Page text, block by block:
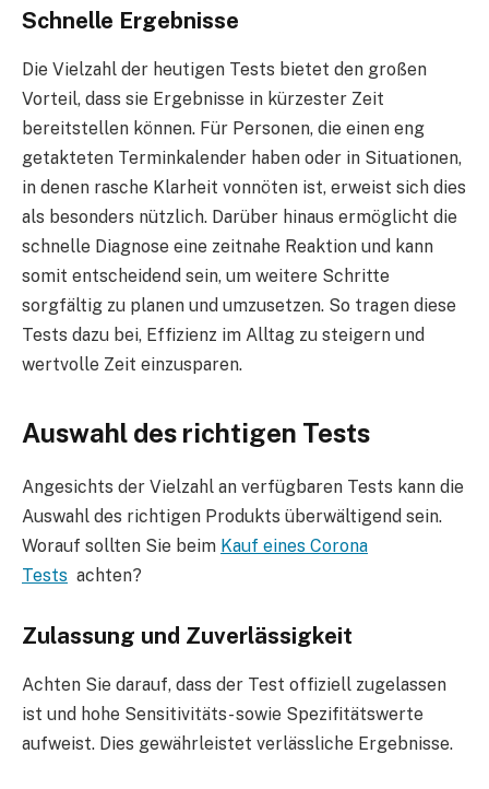
Schnelle Ergebnisse
Die Vielzahl der heutigen Tests bietet den großen
Vorteil, dass sie Ergebnisse in kürzester Zeit
bereitstellen können. Für Personen, die einen eng
getakteten Terminkalender haben oder in Situationen,
in denen rasche Klarheit vonnöten ist, erweist sich dies
als besonders nützlich. Darüber hinaus ermöglicht die
schnelle Diagnose eine zeitnahe Reaktion und kann
somit entscheidend sein, um weitere Schritte
sorgfältig zu planen und umzusetzen. So tragen diese
Tests dazu bei, Effizienz im Alltag zu steigern und
wertvolle Zeit einzusparen.
Auswahl des richtigen Tests
Angesichts der Vielzahl an verfügbaren Tests kann die
Auswahl des richtigen Produkts überwältigend sein.
Worauf sollten Sie beim Kauf eines Corona
Tests achten?
Zulassung und Zuverlässigkeit
Achten Sie darauf, dass der Test offiziell zugelassen
ist und hohe Sensitivitäts- sowie Spezifitätswerte
aufweist. Dies gewährleistet verlässliche Ergebnisse.